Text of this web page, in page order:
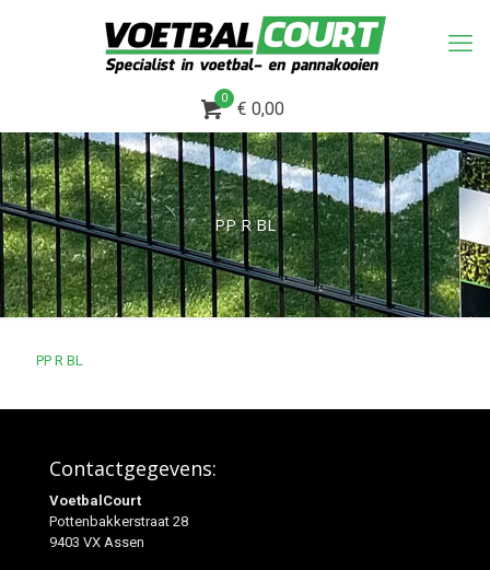
0
€ 0,00
PP R BL
PP R BL
Contactgegevens:
VoetbalCourt
Pottenbakkerstraat 28
9403 VX Assen